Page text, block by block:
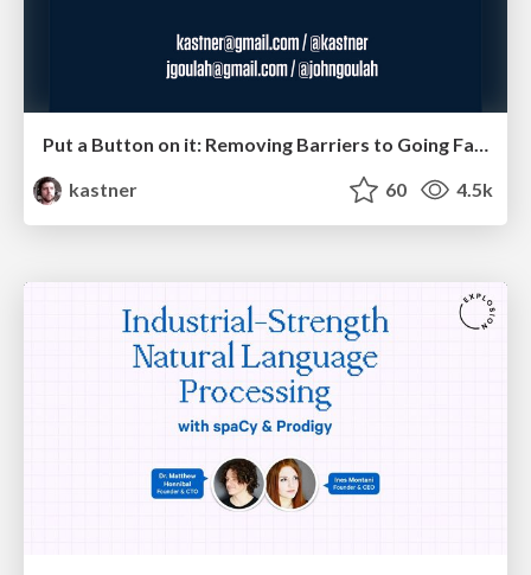
Put a Button on it: Removing Barriers to Going Fast.
kastner
60 4.5k